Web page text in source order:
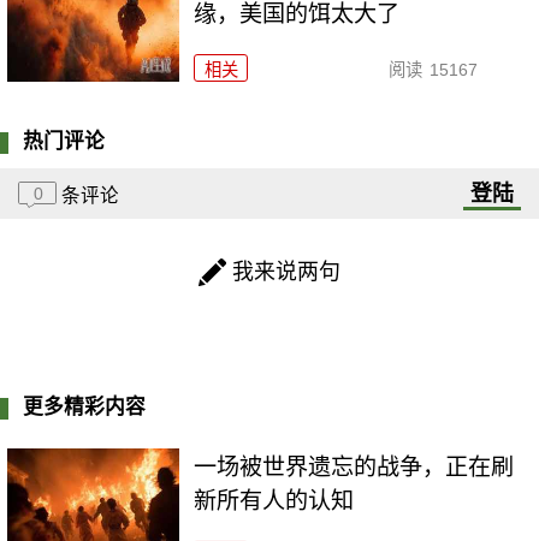
缘，美国的饵太大了
相关 阅读 15167
热门评论
0 条评论 登陆
我来说两句
更多精彩内容
一场被世界遗忘的战争，正在刷
新所有人的认知